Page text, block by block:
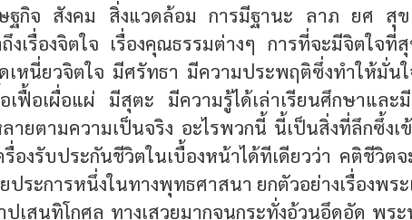
รษฐกิจ สังคม สิ่งแวดล้อม การมีฐานะ ลาภ ยศ
งเรื่องจิตใจ เรื่องคุณธรรมต่างๆ การที่จะมีจิตใจ
เหนี่ยวจิตใจ มีศรัทธา มีความประพฤติซึ่งทำให้มั่น
เฟื้อเผื่อแผ่ มีสุตะ มีความรู้ได้เล่าเรียนศึกษาแล
ลายตามความเป็นจริง อะไรพวกนี้ นี้เป็นสิ่งที่ลึกซึ้งเ
รื่องรับประกันชีวิตในเบื้องหน้าได้ทีเดียวว่า คติชีวิต
ระการหนึ่งในทางพุทธศาสนา ยกตัวอย่างเรื่องพระ
เสนทิโกศล ทางเสวยมากจนกระทั่งอ้วนอึดอัด พระ